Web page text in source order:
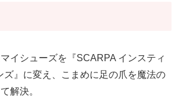
イシューズを『SCARPA インスティ
ズ』に変え、こまめに足の爪を魔法の
解決。